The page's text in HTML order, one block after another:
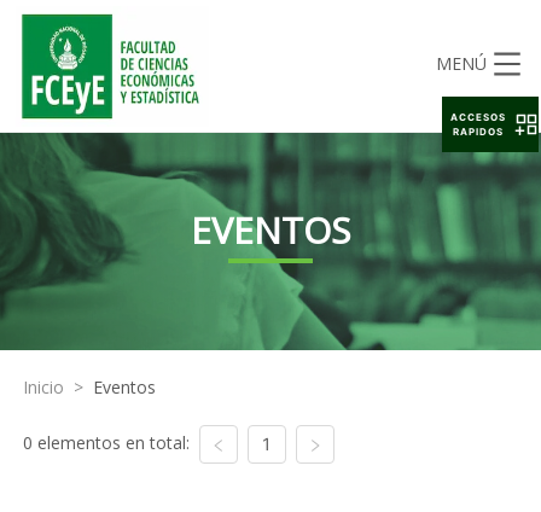
MENÚ
EVENTOS
Inicio > Eventos
0 elementos en total: 1
ACCESOS
RAPIDOS